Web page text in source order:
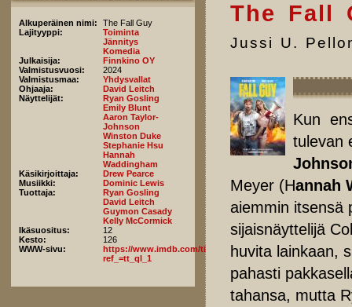
Alkuperäinen nimi:
The Fall Guy
Lajityyppi:
Toiminta
Jännitys
Komedia
Julkaisija:
Finnkino OY
Valmistusvuosi:
2024
Valmistusmaa:
Yhdysvallat
Ohjaaja:
David Leitch
Näyttelijät:
Ryan Gosling
Emily Blunt
Aaron Taylor-
Johnson
Winston Duke
Stephanie Hsu
Hannah
Waddingham
Käsikirjoittaja:
Drew Pearce
Musiikki:
Dominic Lewis
Tuottaja:
Ryan Gosling
David Leitch
Guymon Casady
Kelly McCormick
Ikäsuositus:
12
Kesto:
126
WWW-sivu:
https://www.imdb.com/title/tt1684562/fullcredits/?
ref_=tt_ql_1
The Fall
Jussi U.
Kun
tulevan
Meyer (Hannah
aiemmin itsensä
sijaisnäyttelijä
huvita lainkaan,
pahasti
tahansa, mutta